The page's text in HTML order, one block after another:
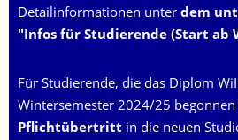
Detailinformationen unter dem
"Infos für Studierende (Start ab
Für Studierende, die das Diplom
Wintersemester 2024/25 begonnen
Pflichtübertritt in die neuen